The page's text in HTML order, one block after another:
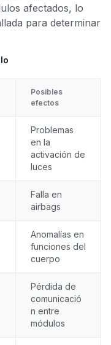
afectados, lo
para determinar
Posibles
efectos
Problemas
en la
activación de
luces
Falla en
airbags
Anomalías en
funciones del
cuerpo
Pérdida de
comunicació
n entre
módulos